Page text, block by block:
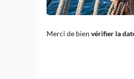
Merci de bien vérifier la